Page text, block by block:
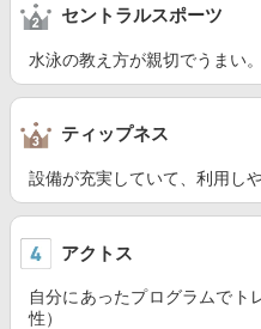
セントラルスポーツ
水泳の教え方が親切でうまい
ティップネス
設備が充実していて、利用し
アクトス
自分にあったプログラムでト
性）